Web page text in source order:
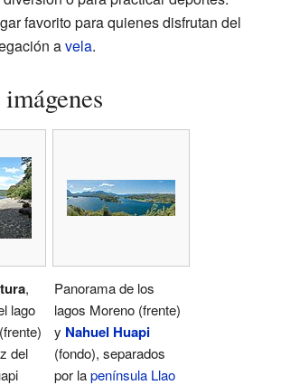
favorito para quienes disfrutan del
avela.
,
lago
del
Panorama de los
lagos Moreno (frente)
y Nahuel Huapi
(fondo), separados
por lapenínsula Llao